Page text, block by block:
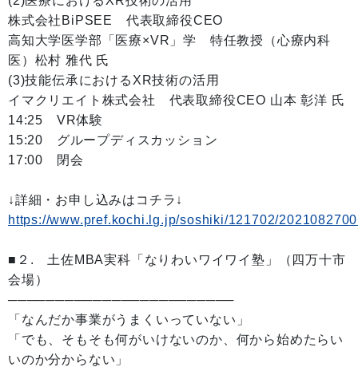
株式会社BiPSEE 代表取締役CEO
高知大学医学部「医療×VR」学 特任教授（心療内科
医）松村 雅代 氏
(3)技能伝承におけるXR技術の活用
イマクリエイト株式会社 代表取締役CEO 山本 彰洋 氏
14:25 VR体験
15:20 グループディスカッション
17:00 閉会
↓詳細・お申し込みはコチラ↓
https://www.pref.kochi.lg.jp/soshiki/121702/
■２. 土佐MBA実科「なりわいワイワイ塾」（四万十市
会場）
────────────────────────
「なんだか事業がうまくいっていない」
「でも、そもそも何がいけないのか、何から始めたらい
いのか分からない」